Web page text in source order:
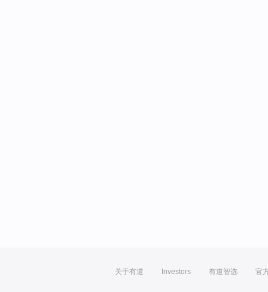
关于有道 Investors 有道智选 官